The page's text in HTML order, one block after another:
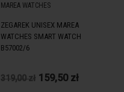
MAREA WATCHES
ZEGAREK UNISEX MAREA
WATCHES SMART WATCH
B57002/6
319,00 zł 159,50 zł